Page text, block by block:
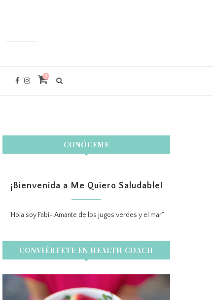
0
CONÓCEME
¡Bienvenida a Me Quiero Saludable!
“Hola soy Fabi- Amante de los jugos verdes y el mar”
CONVIÉRTETE EN HEALTH COACH